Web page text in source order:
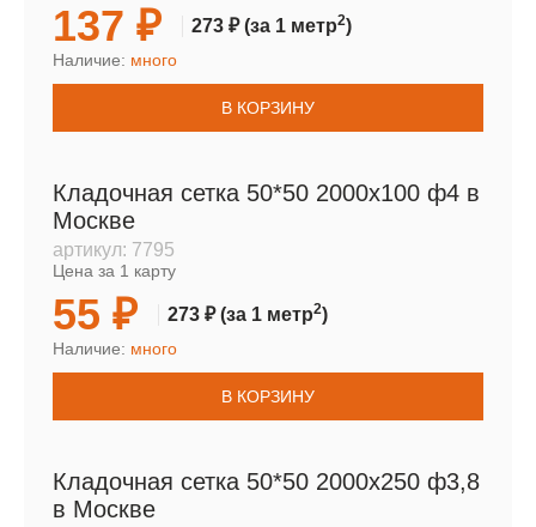
137 ₽ 273 ₽(за 1 метр2)
Наличие: много
В КОРЗИНУ
Кладочная сетка 50*50 2000х100 ф4 в
Москве
артикул: 7795
Цена за 1 карту
55 ₽ 273 ₽(за 1 метр2)
Наличие: много
В КОРЗИНУ
Кладочная сетка 50*50 2000х250 ф3,8
в Москве